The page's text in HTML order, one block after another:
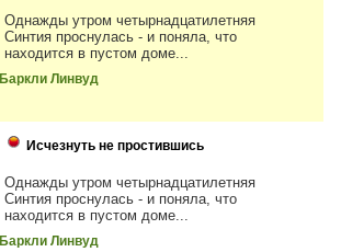
Однажды утром четырнадцатилетняя
Синтия проснулась - и поняла, что
находится в пустом доме...
Баркли Линвуд
Исчезнуть не простившись
Однажды утром четырнадцатилетняя
Синтия проснулась - и поняла, что
находится в пустом доме...
Баркли Линвуд